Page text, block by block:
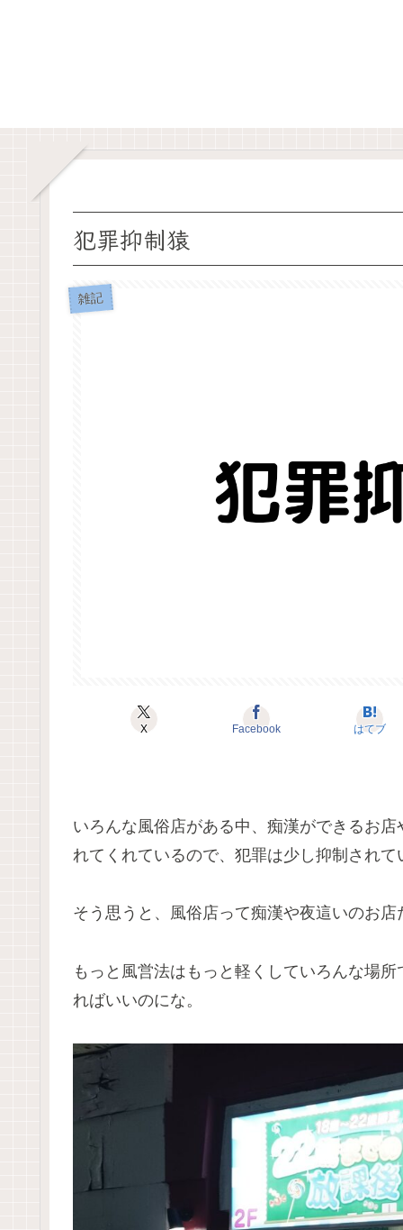
犯罪抑制猿
雑記
X Facebook はてブ
いろんな風俗店がある中、痴漢ができるお
れてくれているので、犯罪は少し抑制されて
そう思うと、風俗店って痴漢や夜這いのお
もっと風営法はもっと軽くしていろんな場
ればいいのにな。